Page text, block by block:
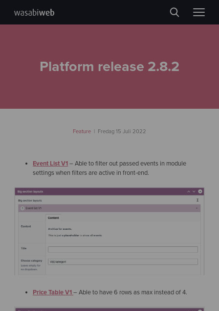
Platform release 2.8.2
Feature Fredag 15 Juli 2022
Event List V1– Able to filter out passed events in module
settings when filters are active in front-end.
Price Table V1– Able to have 6 rows as max instead of 4.